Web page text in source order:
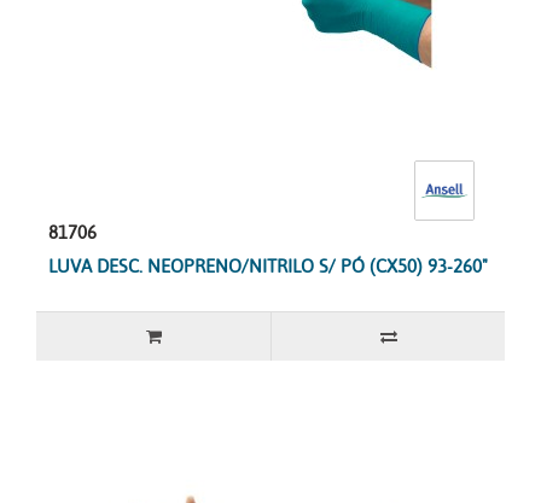
81706
LUVA DESC. NEOPRENO/NITRILO S/ PÓ (CX50) 93-260"